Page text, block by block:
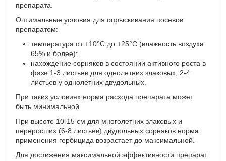
препарата.
Оптимальные условия для опрыскивания посевов
препаратом:
температура от +10°С до +25°С (влажность воздуха
65% и более);
нахождение сорняков в состоянии активного роста в
фазе 1-3 листьев для однолетних злаковых, 2-4
листьев у однолетних двудольных.
При таких условиях норма расхода препарата может
быть минимальной.
При высоте 10-15 см для многолетних злаковых и
переросших (6-8 листьев) двудольных сорняков норма
применения гербицида возрастает до максимальной.
Для достижения максимальной эффективности препарат